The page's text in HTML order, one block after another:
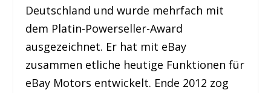
Deutschland und wurde mehrfach mit
dem Platin-Powerseller-Award
ausgezeichnet. Er hat mit eBay
zusammen etliche heutige Funktionen für
eBay Motors entwickelt. Ende 2012 zog